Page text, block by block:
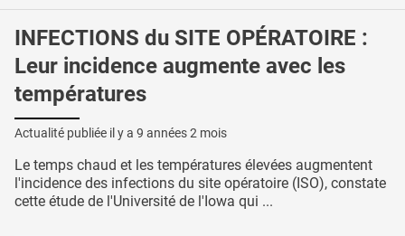
INFECTIONS du SITE OPÉRATOIRE :
Leur incidence augmente avec les
températures
Actualité publiée il y a 9 années 2 mois
Le temps chaud et les températures élevées augmentent
l'incidence des infections du site opératoire (ISO), constate
cette étude de l'Université de l'Iowa qui ...